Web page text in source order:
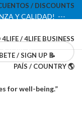
/ DISCOUNTS
Y CALIDAD! ---
/ 4LIFE BUSINESS
🔒
/ SIGN UP 📝
PAÍS / COUNTRY 🌎
for well-being.”